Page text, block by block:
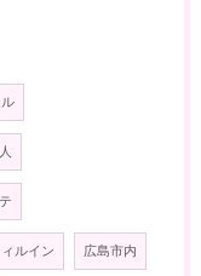
ィルイン 広島市内